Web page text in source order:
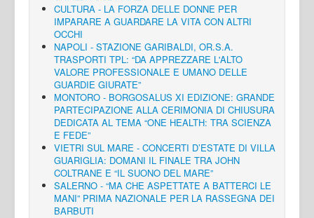
CULTURA - LA FORZA DELLE DONNE PER
IMPARARE A GUARDARE LA VITA CON ALTRI
OCCHI
NAPOLI - STAZIONE GARIBALDI, OR.S.A.
TRASPORTI TPL: “DA APPREZZARE L'ALTO
VALORE PROFESSIONALE E UMANO DELLE
GUARDIE GIURATE”
MONTORO - BORGOSALUS XI EDIZIONE: GRANDE
PARTECIPAZIONE ALLA CERIMONIA DI CHIUSURA
DEDICATA AL TEMA “ONE HEALTH: TRA SCIENZA
E FEDE”
VIETRI SUL MARE - CONCERTI D’ESTATE DI VILLA
GUARIGLIA: DOMANI IL FINALE TRA JOHN
COLTRANE E “IL SUONO DEL MARE”
SALERNO - “MA CHE ASPETTATE A BATTERCI LE
MANI” PRIMA NAZIONALE PER LA RASSEGNA DEI
BARBUTI